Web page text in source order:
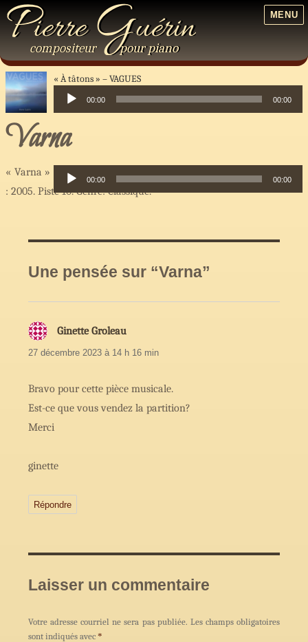
PierreGuérin
compositeur pourpiano
MENU
« À tâtons » VAGUES
audio
00:00 00:00
Varna
00:00 00:00
« Varna » tiré de États d’homme par Pierre Guérin. Date de sortie
: 2005. Piste 10. Genre: Classique.
Une pensée sur “Varna”
Ginette Groleau
:
27 décembre 2023 à 14 h 16 min
Bravo pour cette pièce musicale.
Est-ce que vous vendez la partition?
Merci
ginette
Répondre
Laisser un commentaire
Votre adresse courriel ne sera pas publiée. Les champs obligatoires
sont indiqués avec*